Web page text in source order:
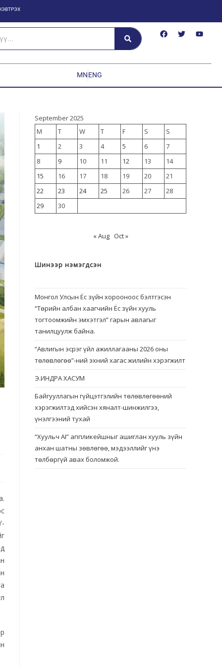
MNENG
September 2025
M
T W T F S
S
1
2 3 4 5 6
7
8
9 10 11 12 13
14
15
16 17 18 19 20
21
22
23 24 25 26 27
28
29
30
« Aug Oct »
Шинээр нэмэгдсэн
Монгол Улсын Ёс зүйн хорооноос бэлтгэсэн
“Төрийн албан хаагчийн Ёс зүйн хууль
тогтоомжийн эмхэтгэл” гарын авлагыг
танилцуулж байна.
“Авлигын эсрэг үйл ажиллагааны 2026 оны
төлөвлөгөө”-ний эхний хагас жилийн хэрэгжилт
Э.ИНДРА ХАСУМ
Байгууллагын гүйцэтгэлийн төлөвлөгөөний
хэрэгжилтэд хийсэн хяналт-шинжилгээ,
үнэлгээний тухай
“Хуульч АІ” аппликейшныг ашиглан хууль зүйн
анхан шатны зөвлөгөө, мэдээллийг үнэ
төлбөргүй авах боломжой.